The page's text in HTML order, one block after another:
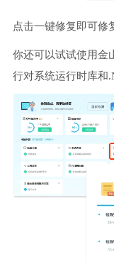
点击一键修复即可修
你还可以试试使用金
行对系统运行时库和